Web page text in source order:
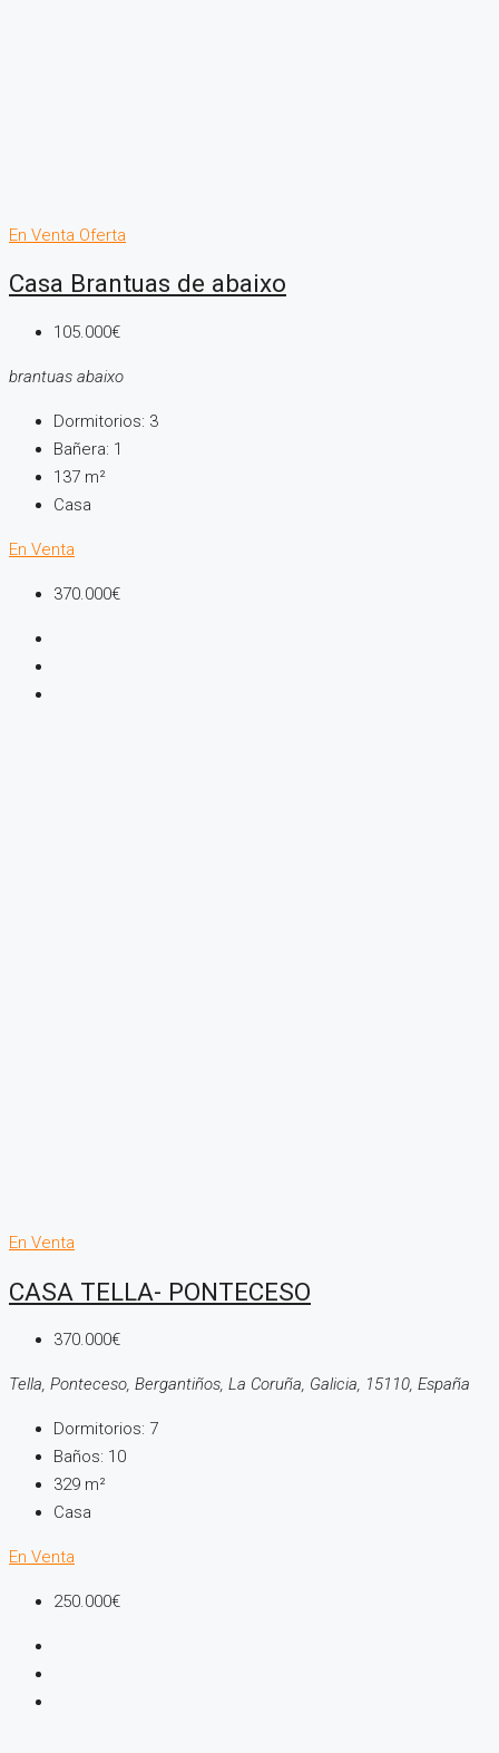
En Venta Oferta
Casa Brantuas de abaixo
105.000€
brantuas abaixo
Dormitorios: 3
Bañera: 1
137 m²
Casa
En Venta
370.000€
En Venta
CASA TELLA- PONTECESO
370.000€
Tella, Ponteceso, Bergantiños, La Coruña, Galicia, 15110, España
Dormitorios: 7
Baños: 10
329 m²
Casa
En Venta
250.000€